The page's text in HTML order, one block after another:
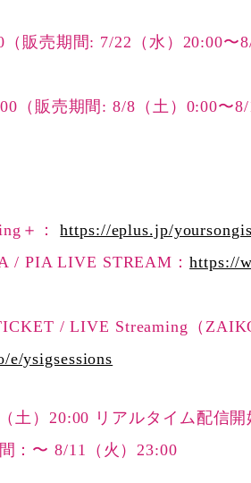
販売期間: 7/22（水）20:00〜
（販売期間: 8/8（土）0:00〜
＋：https://eplus.jp/
/ PIA LIVE STREAM：https://
/ LIVE Streaming（
ysigsessions
土）20:00 リアルタイム配信
：〜 8/11（火）23:00